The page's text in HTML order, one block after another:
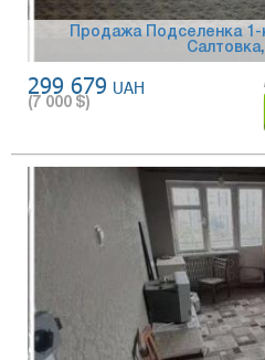
Продажа Подселенка 1-
Салтовка
299 679 UAH
(7 000 $)